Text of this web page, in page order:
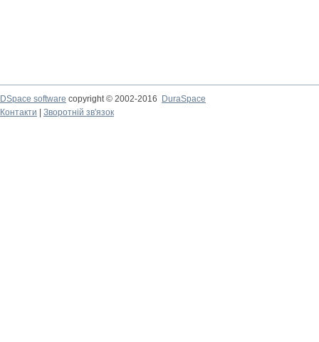
DSpace software copyright © 2002-2016
DuraSpace
Контакти
Зворотній зв'язок